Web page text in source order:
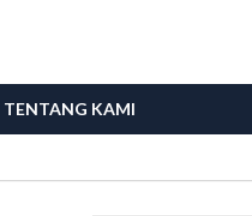
TENTANG KAMI